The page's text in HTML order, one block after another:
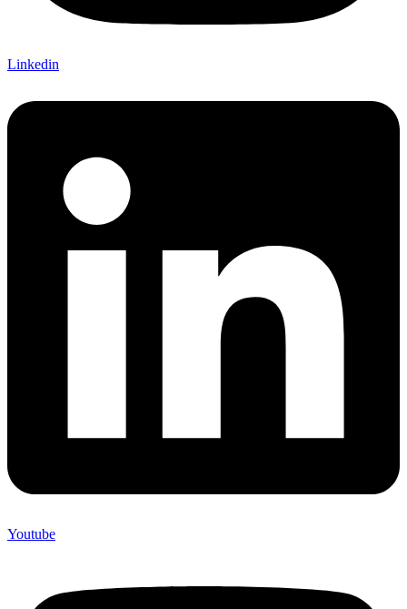
Linkedin
Youtube